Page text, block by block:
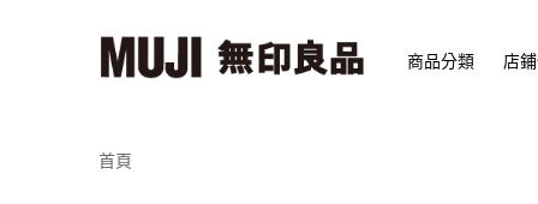
商品分類 店
首頁